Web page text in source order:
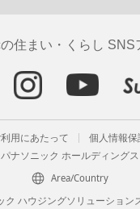
住まい・くらし SNS
用にあたって
個人情報
パナソニック ホールディングス
Area/Country
ク ハウジングソリューション